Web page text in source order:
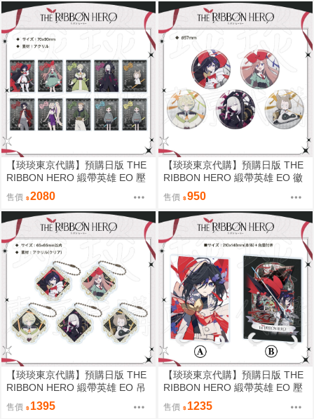
【琰琰東京代購】預購日版 THE
RIBBON HERO 緞帶英雄 EO 壓
克力卡組 藍寶石 帕茵 天鵝絨 吉
露可
售價 2080
【琰琰東京代購】預購日版 THE
RIBBON HERO 緞帶英雄 EO 徽
章組 藍寶石 帕茵 天鵝絨 吉露可
售價 950
【琰琰東京代購】預購日版 THE
RIBBON HERO 緞帶英雄 EO 吊
飾組 藍寶石 帕茵 天鵝絨 吉露可
售價 1395
【琰琰東京代購】預購日版 THE
RIBBON HERO 緞帶英雄 EO 壓
克力架 藍寶石 帕茵 天鵝絨 吉露
可
售價 1235